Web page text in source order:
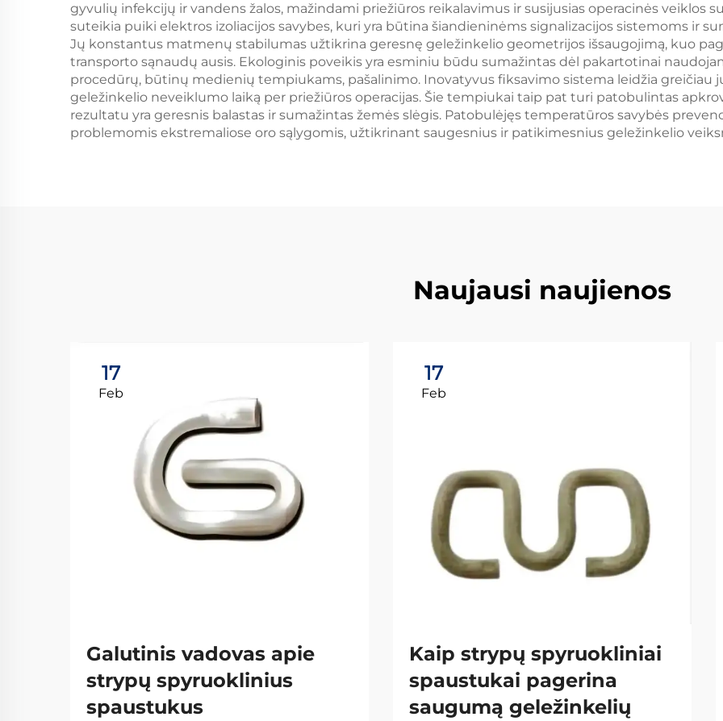
gyvulių infekcijų ir vandens žalos, mažindami priežiūros reikalavimus ir susijusias operacinės veiklos
suteikia puiki elektros izoliacijos savybes, kuri yra būtina šiandieninėms signalizacijos sistemoms ir
Jų konstantus matmenų stabilumas užtikrina geresnę geležinkelio geometrijos išsaugojimą, kuo
transporto sąnaudų ausis. Ekologinis poveikis yra esminiu būdu sumažintas dėl pakartotinai
procedūrų, būtinų medienių tempiukams, pašalinimo. Inovatyvus fiksavimo sistema leidžia greičiau
geležinkelio neveiklumo laiką per priežiūros operacijas. Šie tempiukai taip pat turi patobulintas
rezultatu yra geresnis balastas ir sumažintas žemės slėgis. Patobulėjęs temperatūros savybės
problemomis ekstremaliose oro sąlygomis, užtikrinant saugesnius ir patikimesnius geležinkelio
Naujausi naujienos
17
Feb
Galutinis vadovas apie
strypų spyruoklinius
spaustukus
17
Feb
Kaip strypų spyruokliniai
spaustukai pagerina
saugumą geležinkelių